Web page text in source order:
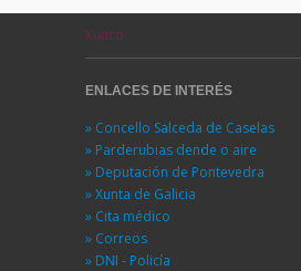
Xunco
ENLACES DE INTERÉS
» Concello Salceda de Caselas
» Parderubias dende o aire
» Deputación de Pontevedra
» Xunta de Galicia
» Cita médico
» Correos
» DNI - Policía